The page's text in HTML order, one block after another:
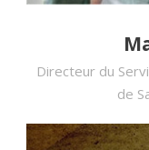
Directeur du
de